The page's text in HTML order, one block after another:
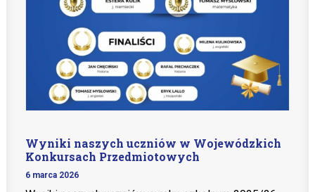
Wyniki naszych uczniów w Wojewódzkich
Konkursach Przedmiotowych
6 marca 2026